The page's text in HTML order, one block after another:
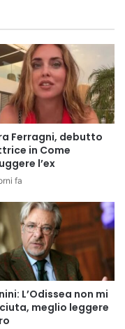
Ferragni, debutto
in Come
l’ex
fa
L’Odissea non mi
meglio leggere